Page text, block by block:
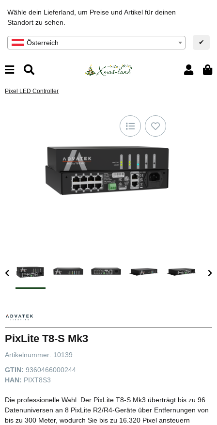
Wähle dein Lieferland, um Preise und Artikel für deinen
Standort zu sehen.
Österreich ✔
Pixel LED Controller
PixLite T8-S Mk3
Artikelnummer: 10139
GTIN: 9360466000244
HAN: PIXT8S3
Die professionelle Wahl. Der PixLite T8-S Mk3 überträgt bis zu 96
Datenuniversen an 8 PixLite R2/R4-Geräte über Entfernungen von
bis zu 300 Meter, wodurch Sie bis zu 16.320 Pixel ansteuern